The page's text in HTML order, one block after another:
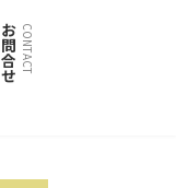
お問合せCONTACT